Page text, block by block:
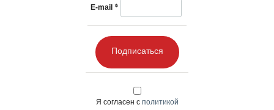
E-mail *
Подписаться
Я согласен с политикой